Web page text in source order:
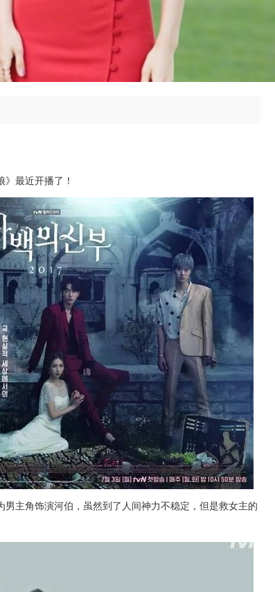
最近开播了！
主角饰演河伯，虽然到了人间神力不稳定，但是救女主的